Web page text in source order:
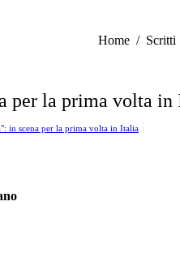
Tu sei qui:
Home Scritti
per la prima volta in
in scena per la prima volta in Italia